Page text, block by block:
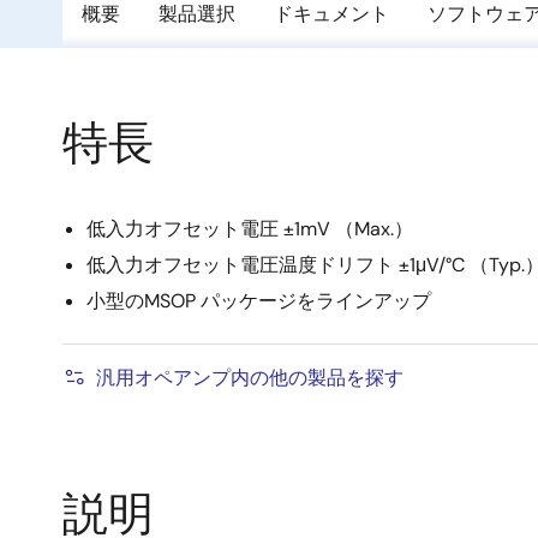
概要 製品選択 ドキュメント ソフトウェ
特長
低入力オフセット電圧 ±1mV （Max.）
低入力オフセット電圧温度ドリフト ±1μV/°C （Typ.）
小型のMSOP パッケージをラインアップ
汎用オペアンプ内の他の製品を探す
説明